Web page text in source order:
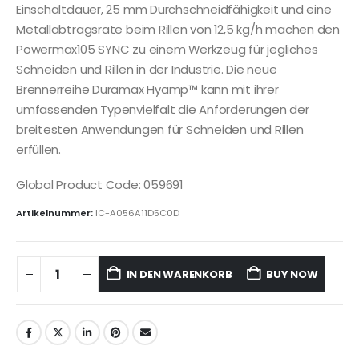
Einschaltdauer, 25 mm Durchschneidfähigkeit und eine
Metallabtragsrate beim Rillen von 12,5 kg/h machen den
Powermax105 SYNC zu einem Werkzeug für jegliches
Schneiden und Rillen in der Industrie. Die neue
Brennerreihe Duramax Hyamp™ kann mit ihrer
umfassenden Typenvielfalt die Anforderungen der
breitesten Anwendungen für Schneiden und Rillen
erfüllen.
Global Product Code: 059691
Artikelnummer: IC-A056A11D5C0D
IN DEN WARENKORB BUY NOW